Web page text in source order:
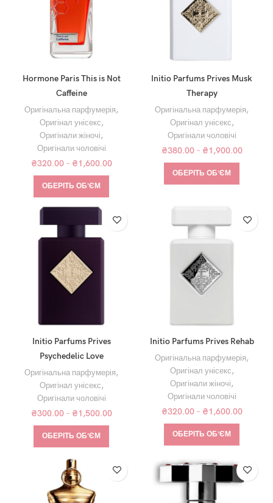
Hormone Paris This is Not
Caffeine
Оригінальна парфумерія,
Оригінал унісекс,
Оригінали жіночі,
Оригінали чоловічі
₴320.00– ₴1,600.00
ОБЕРІТЬ ОБʼЄМ
Initio Parfums Prives Musk
Therapy
Оригінальна парфумерія,
Оригінал унісекс,
Оригінали чоловічі
₴380.00– ₴1,900.00
ОБЕРІТЬ ОБʼЄМ
Initio Parfums Prives
Psychedelic Love
Оригінальна парфумерія,
Оригінал унісекс,
Оригінали чоловічі
₴300.00– ₴1,500.00
ОБЕРІТЬ ОБʼЄМ
Initio Parfums Prives Rehab
Оригінальна парфумерія,
Оригінал унісекс,
Оригінали жіночі,
Оригінали чоловічі
₴320.00– ₴1,600.00
ОБЕРІТЬ ОБʼЄМ